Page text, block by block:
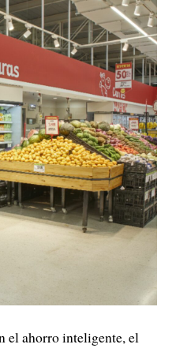
el ahorro inteligente, el